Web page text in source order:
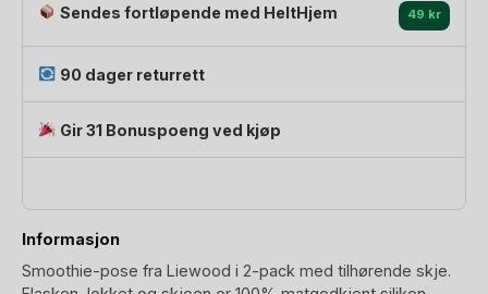
Sendes fortløpende med HeltHjem 49 kr
90 dager returrett
Gir 31 Bonuspoeng ved kjøp
Informasjon
Smoothie-pose fra Liewood i 2-pack med tilhørende skje.